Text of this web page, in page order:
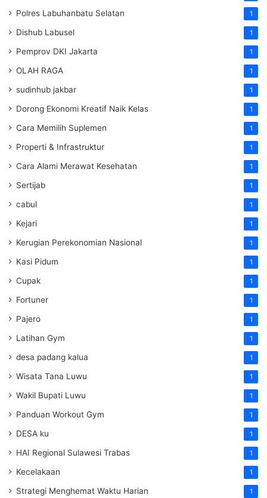
Polres Labuhanbatu Selatan 1
Dishub Labusel 1
Pemprov DKI Jakarta 1
OLAH RAGA 1
sudinhub jakbar 1
Dorong Ekonomi Kreatif Naik Kelas 1
Cara Memilih Suplemen 1
Properti & Infrastruktur 1
Cara Alami Merawat Kesehatan 1
Sertijab 1
cabul 1
Kejari 1
Kerugian Perekonomian Nasional 1
Kasi Pidum 1
Cupak 1
Fortuner 1
Pajero 1
Latihan Gym 1
desa padang kalua 1
Wisata Tana Luwu 1
Wakil Bupati Luwu 1
Panduan Workout Gym 1
DESA ku 1
HAI Regional Sulawesi Trabas 1
Kecelakaan 1
Strategi Menghemat Waktu Harian 1